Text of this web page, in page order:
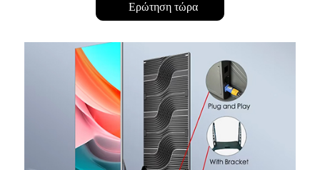
Ερώτηση τώρα